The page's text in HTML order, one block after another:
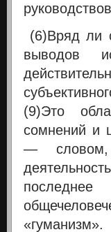
(6)Вряд ли
выводов
(9)Это
сомнений и
— словом,
«гуманизм».